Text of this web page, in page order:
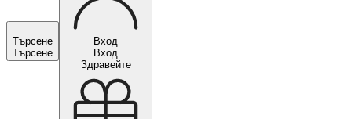
Търсене
Търсене
Вход
Вход
Здравейте